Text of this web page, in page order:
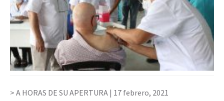
A HORAS DE SU APERTURA | 17 febrero, 2021